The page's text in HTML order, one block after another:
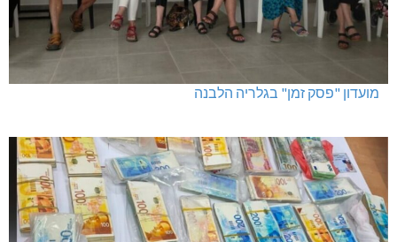
מועדון "פסק זמן" בגלריה הלבנה